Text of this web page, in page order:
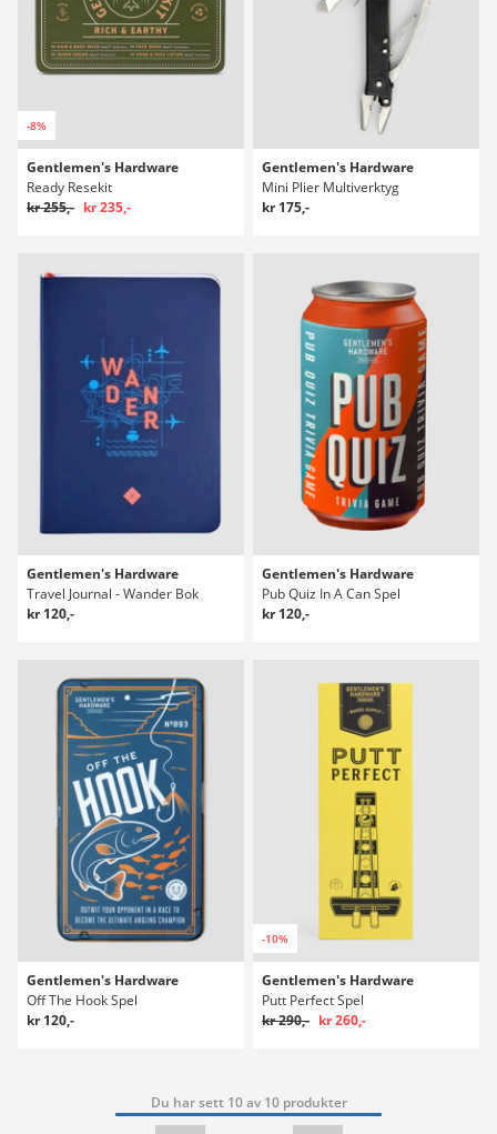
-8%
Gentlemen's Hardware
Ready Resekit
kr 255,- kr 235,-
Gentlemen's Hardware
Mini Plier Multiverktyg
kr 175,-
Gentlemen's Hardware
Travel Journal - Wander Bok
kr 120,-
Gentlemen's Hardware
Pub Quiz In A Can Spel
kr 120,-
Gentlemen's Hardware
Off The Hook Spel
kr 120,-
-10%
Gentlemen's Hardware
Putt Perfect Spel
kr 290,- kr 260,-
Du har sett 10 av 10 produkter